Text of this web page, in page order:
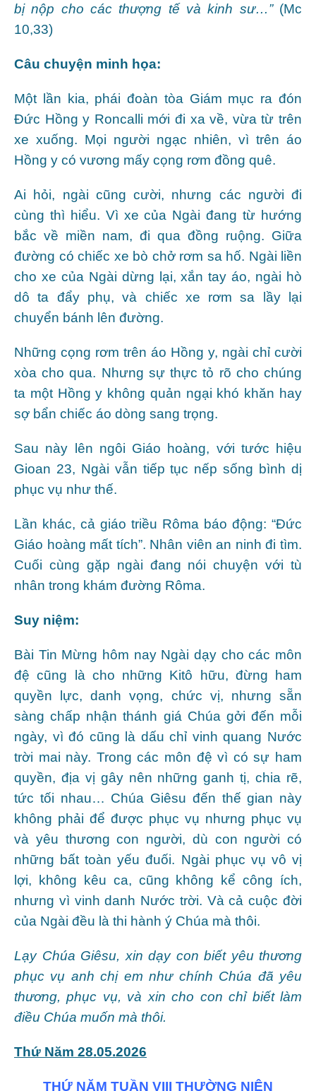
bị nộp cho các thượng tế và kinh sư…”(Mc
10,33)
Câu chuyện minh họa:
Một lần kia, phái đoàn tòa Giám mục ra đón
Đức Hồng y Roncalli mới đi xa về, vừa từ trên
xe xuống. Mọi người ngạc nhiên, vì trên áo
Hồng y có vương mấy cọng rơm đồng quê.
Ai hỏi, ngài cũng cười, nhưng các người đi
cùng thì hiểu. Vì xe của Ngài đang từ hướng
bắc về miền nam, đi qua đồng ruộng. Giữa
đường có chiếc xe bò chở rơm sa hố. Ngài liền
cho xe của Ngài dừng lại, xắn tay áo, ngài hò
dô ta đẩy phụ, và chiếc xe rơm sa lầy lại
chuyển bánh lên đường.
Những cọng rơm trên áo Hồng y, ngài chỉ cười
xòa cho qua. Nhưng sự thực tỏ rõ cho chúng
ta một Hồng y không quản ngại khó khăn hay
sợ bẩn chiếc áo dòng sang trọng.
Sau này lên ngôi Giáo hoàng, với tước hiệu
Gioan 23, Ngài vẫn tiếp tục nếp sống bình dị
phục vụ như thế.
Lần khác, cả giáo triều Rôma báo động: “Đức
Giáo hoàng mất tích”. Nhân viên an ninh đi tìm.
Cuối cùng gặp ngài đang nói chuyện với tù
nhân trong khám đường Rôma.
Suy niệm:
Bài Tin Mừng hôm nay Ngài dạy cho các môn
đệ cũng là cho những Kitô hữu, đừng ham
quyền lực, danh vọng, chức vị, nhưng sẵn
sàng chấp nhận thánh giá Chúa gởi đến mỗi
ngày, vì đó cũng là dấu chỉ vinh quang Nước
trời mai này. Trong các môn đệ vì có sự ham
quyền, địa vị gây nên những ganh tị, chia rẽ,
tức tối nhau… Chúa Giêsu đến thế gian này
không phải để được phục vụ nhưng phục vụ
và yêu thương con người, dù con người có
những bất toàn yếu đuối. Ngài phục vụ vô vị
lợi, không kêu ca, cũng không kể công ích,
nhưng vì vinh danh Nước trời. Và cả cuộc đời
của Ngài đều là thi hành ý Chúa mà thôi.
Lạy Chúa Giêsu, xin dạy con biết yêu thương
phục vụ anh chị em như chính Chúa đã yêu
thương, phục vụ, và xin cho con chỉ biết làm
điều Chúa muốn mà thôi.
Thứ Năm 28.05.2026
THỨ NĂM TUẦN VIII THƯỜNG NIÊN